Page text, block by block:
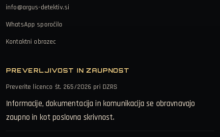
info@argus-detektiv.si
WhatsApp sporočilo
Kontaktni obrazec
PREVERLJIVOST IN ZAUPNOST
Preverite licenco št. 265/2026 pri DZRS
Informacije, dokumentacija in komunikacija se obravnavajo
zaupno in kot poslovna skrivnost.